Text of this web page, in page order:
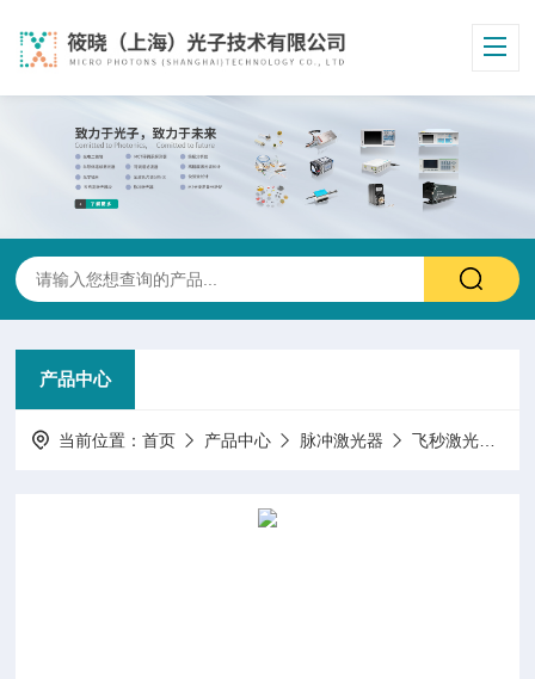
产品中心
当前位置：首页 产品中心 脉冲激光器 飞秒激光器